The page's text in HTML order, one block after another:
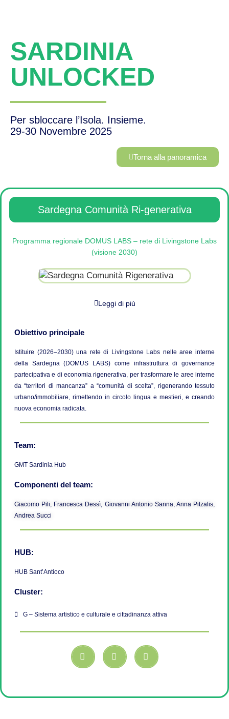
SARDINIA
UNLOCKED
Per sbloccare l’Isola. Insieme.
29-30 Novembre 2025
Torna alla panoramica
Sardegna Comunità Ri-generativa
Programma regionale DOMUS LABS – rete di Livingstone Labs
(visione 2030)
Leggi di più
Obiettivo principale
Istituire (2026–2030) una rete di Livingstone Labs nelle aree interne
della Sardegna (DOMUS LABS) come infrastruttura di governance
partecipativa e di economia rigenerativa, per trasformare le aree interne
da “territori di mancanza” a “comunità di scelta”, rigenerando tessuto
urbano/immobiliare, rimettendo in circolo lingua e mestieri, e creando
nuova economia radicata.
Team:
GMT Sardinia Hub
Componenti del team:
Giacomo Pili, Francesca Dessì, Giovanni Antonio Sanna, Anna Pitzalis,
Andrea Succi
HUB:
HUB Sant’Antioco
Cluster:
G – Sistema artistico e culturale e cittadinanza attiva